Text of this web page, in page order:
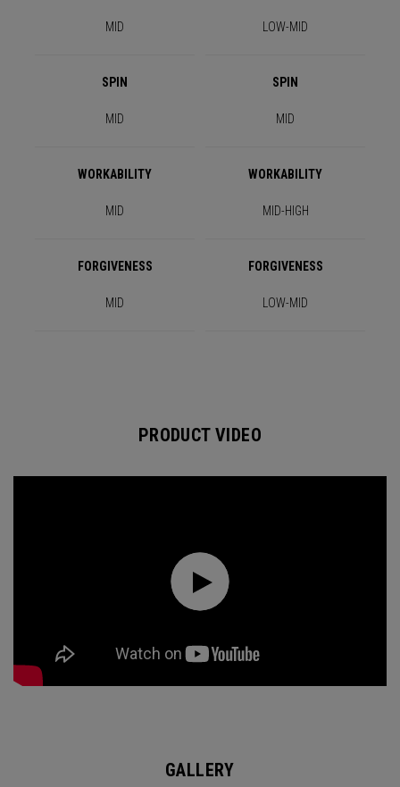
MID LOW-MID
SPIN SPIN
MID MID
WORKABILITY WORKABILITY
MID MID-HIGH
FORGIVENESS FORGIVENESS
MID LOW-MID
PRODUCT VIDEO
GALLERY